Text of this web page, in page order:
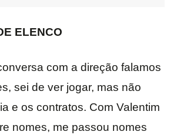
ELENCO
com a direção falamos
sei de ver jogar, mas não
e os contratos. Com Valentim
nomes, me passou nomes